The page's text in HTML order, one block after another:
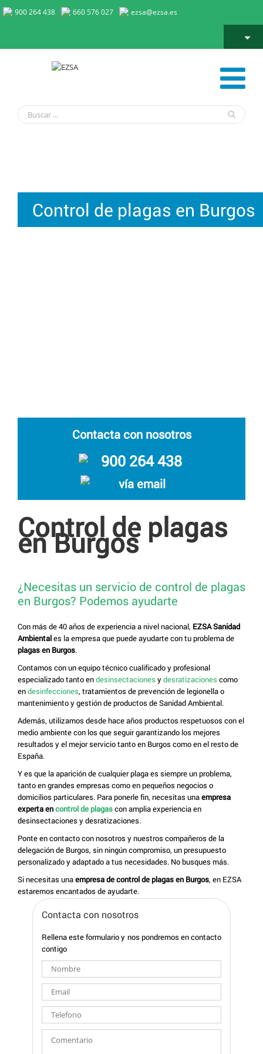
900 264 438 660 576 027 ezsa@ezsa.es
Control de plagas en Burgos
Contacta con nosotros
900 264 438
vía email
Control de plagas
en Burgos
¿Necesitas un servicio de control de plagas
en Burgos? Podemos ayudarte
Con más de 40 años de experiencia a nivel nacional, EZSA Sanidad
Ambientales la empresa que puede ayudarte con tu problema de
plagas en Burgos.
Contamos con un equipo técnico cualificado y profesional
especializado tanto endesinsectaciones ydesratizaciones como
endesinfecciones, tratamientos de prevención de legionella o
mantenimiento y gestión de productos de Sanidad Ambiental.
Además, utilizamos desde hace años productos respetuosos con el
medio ambiente con los que seguir garantizando los mejores
resultados y el mejor servicio tanto en Burgos como en el resto de
España.
Y es que la aparición de cualquier plaga es siempre un problema,
tanto en grandes empresas como en pequeños negocios o
domicilios particulares. Para ponerle fin, necesitas unaempresa
experta encontrol de plagascon amplia experiencia en
desinsectaciones y desratizaciones.
Ponte en contacto con nosotros y nuestros compañeros de la
delegación de Burgos, sin ningún compromiso, un presupuesto
personalizado y adaptado a tus necesidades. No busques más.
Si necesitas unaempresa de control de plagas en Burgos, en EZSA
estaremos encantados de ayudarte.
Contacta con nosotros
Rellena este formulario y nos pondremos en contacto
contigo